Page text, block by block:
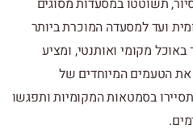
תשוטטו במסעדות מסוגים
ועד למסעדה המוכרת ביותר
מקומי ואותנטי, ומציע
את הטעמים המיוחדים של
בסמטאות המקומיות ותפגשו